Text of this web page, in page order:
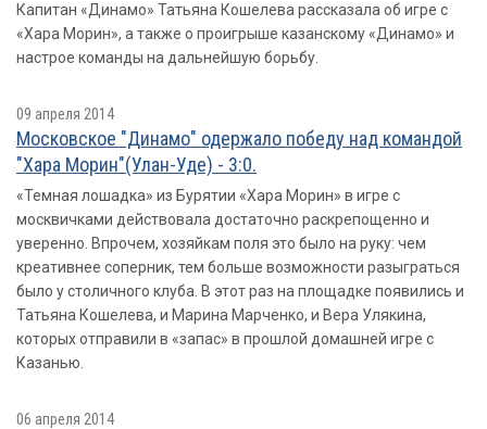
Капитан «Динамо» Татьяна Кошелева рассказала об игре с
«Хара Морин», а также о проигрыше казанскому «Динамо» и
настрое команды на дальнейшую борьбу.
09 апреля 2014
Московское "Динамо" одержало победу над командой
"Хара Морин"(Улан-Уде) - 3:0.
«Темная лошадка» из Бурятии «Хара Морин» в игре с
москвичками действовала достаточно раскрепощенно и
уверенно. Впрочем, хозяйкам поля это было на руку: чем
креативнее соперник, тем больше возможности разыграться
было у столичного клуба. В этот раз на площадке появились и
Татьяна Кошелева, и Марина Марченко, и Вера Улякина,
которых отправили в «запас» в прошлой домашней игре с
Казанью.
06 апреля 2014